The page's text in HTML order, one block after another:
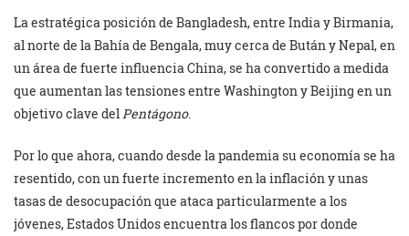
La estratégica posición de Bangladesh, entre India y Birmania,
al norte de la Bahía de Bengala, muy cerca de Bután y Nepal, en
un área de fuerte influencia China, se ha convertido a medida
que aumentan las tensiones entre Washington y Beijing en un
objetivo clave delPentágono.
Por lo que ahora, cuando desde la pandemia su economía se ha
resentido, con un fuerte incremento en la inflación y unas
tasas de desocupación que ataca particularmente a los
jóvenes, Estados Unidos encuentra los flancos por donde